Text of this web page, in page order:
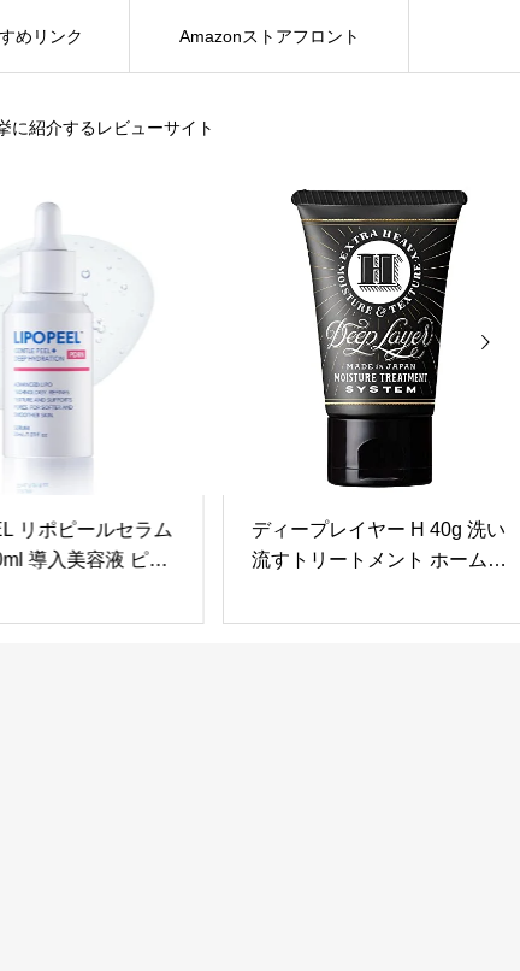
に紹介するレビューサイト
めリンク Amazonストアフロント
リポピールセラム
導入美容液 ピー
肌 リポソーム ナ
ディープレイヤー H 40g 洗い
流すトリートメント ホームケ
湿 ヘアケア サロン専売